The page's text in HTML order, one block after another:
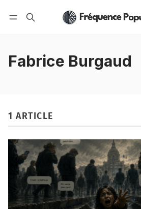
Nous soutenir
Fabrice Burgaud
1 ARTICLE